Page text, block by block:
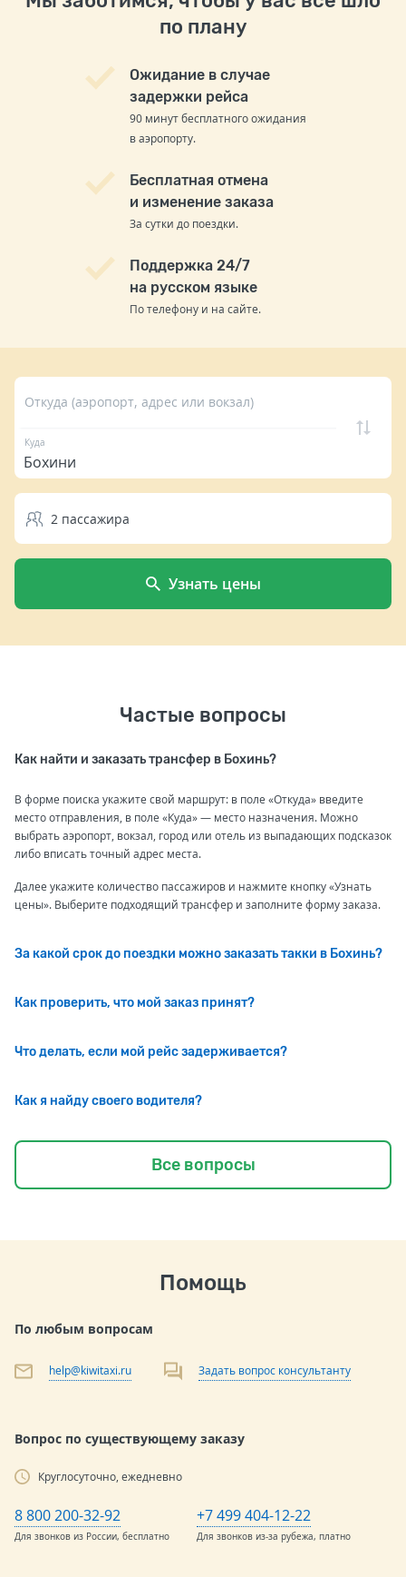
по плану
Ожидание в случае
задержки рейса
90 минут бесплатного ожидания
в аэропорту.
Бесплатная отмена
и изменение заказа
За сутки до поездки.
Поддержка 24/7
на русском языке
По телефону и на сайте.
Откуда (аэропорт, адрес или вокзал)
Куда
2 пассажира
Узнать цены
Частые вопросы
Как найти и заказать трансфер в Бохинь?
В форме поиска укажите свой маршрут: в поле «Откуда» введите
место отправления, в поле «Куда» — место назначения. Можно
выбрать аэропорт, вокзал, город или отель из выпадающих подсказок
либо вписать точный адрес места.
Далее укажите количество пассажиров и нажмите кнопку «Узнать
цены». Выберите подходящий трансфер и заполните форму заказа.
За какой срок до поездки можно заказать такки в Бохинь?
Как проверить, что мой заказ принят?
Что делать, если мой рейс задерживается?
Как я найду своего водителя?
Все вопросы
Помощь
По любым вопросам
help@kiwitaxi.ru Задать вопрос консультанту
Вопрос по существующему заказу
Круглосуточно, ежедневно
8 800 200-32-92
Для звонков из России, бесплатно
+7 499 404-12-22
Для звонков из-за рубежа, платно